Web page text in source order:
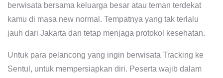
berwisata bersama keluarga besar atau teman terdekat
kamu di masa new normal. Tempatnya yang tak terlalu
jauh dari Jakarta dan tetap menjaga protokol kesehatan.
Untuk para pelancong yang ingin berwisata Tracking ke
Sentul, untuk mempersiapkan diri. Peserta wajib dalam